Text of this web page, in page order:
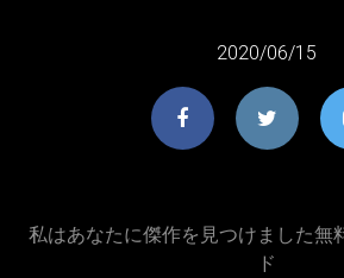
2020/06/15
私はあなたに傑作を見つけました無
ド